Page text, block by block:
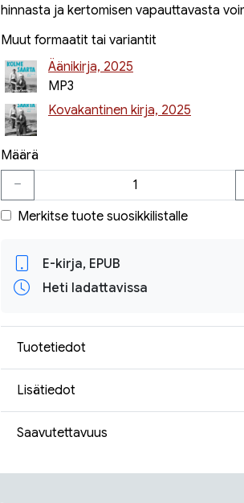
hinnasta ja kertomisen vapauttavasta
Muut formaatit tai variantit
Äänikirja, 2025
MP3
Kovakantinen kirja, 2025
Määrä
Merkitse tuote suosikkilistalle
E-kirja, EPUB
Heti ladattavissa
Tuotetiedot
Lisätiedot
Saavutettavuus